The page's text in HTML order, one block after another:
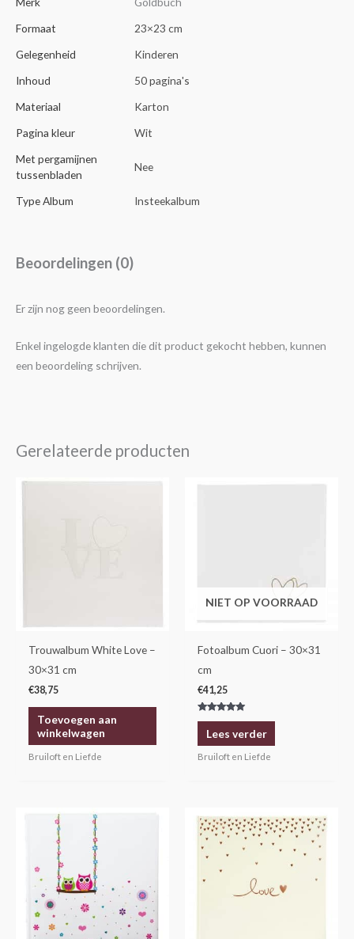
Formaat
23×23 cm
Gelegenheid
Kinderen
Inhoud
50 pagina's
Materiaal
Karton
Pagina kleur
Wit
Met pergamijnen
tussenbladen
Nee
Type Album Insteekalbum
Beoordelingen (0)
Er zijn nog geen beoordelingen.
Enkel ingelogde klanten die dit product gekocht hebben, kunnen
een beoordeling schrijven.
Gerelateerde producten
Trouwalbum White Love –
30×31 cm
€38,75
Toevoegen aan
winkelwagen
Bruiloft en Liefde
NIET OP VOORRAAD
Fotoalbum Cuori – 30×31
cm
€41,25
Gewaardeerd
5.00
uit 5Lees verder
Bruiloft en Liefde